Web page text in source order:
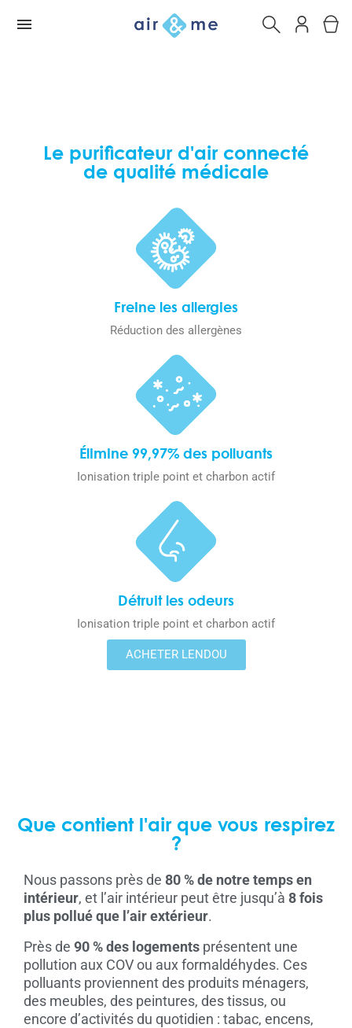
Le purificateur d'air connecté
de qualité médicale
Freine les allergies
Réduction des allergènes
Élimine 99,97% des polluants
Ionisation triple point et charbon actif​
Détruit les odeurs
Ionisation triple point et charbon actif​
ACHETER LENDOU
Que contient l'air que vous respirez
?
Nous passons près de 80 % de notre temps en
intérieur, et l’air intérieur peut être jusqu’à 8 fois
plus pollué que l’air extérieur.
Près de 90 % des logements présentent une
pollution aux COV ou aux formaldéhydes. Ces
polluants proviennent des produits ménagers,
des meubles, des peintures, des tissus, ou
encore d’activités du quotidien : tabac, encens,